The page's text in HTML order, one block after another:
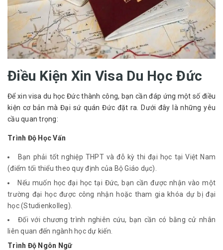
Điều Kiện Xin Visa Du Học Đức
Để xin visa du học Đức thành công, bạn cần đáp ứng một số điều
kiện cơ bản mà Đại sứ quán Đức đặt ra. Dưới đây là những yêu
cầu quan trọng:
Trình Độ Học Vấn
Bạn phải tốt nghiệp THPT và đỗ kỳ thi đại học tại Việt Nam
(điểm tối thiểu theo quy định của Bộ Giáo dục).
Nếu muốn học đại học tại Đức, bạn cần được nhận vào một
trường đại học được công nhận hoặc tham gia khóa dự bị đại
học (Studienkolleg).
Đối với chương trình nghiên cứu, bạn cần có bằng cử nhân
liên quan đến ngành học dự kiến.
Trình Độ Ngôn Ngữ